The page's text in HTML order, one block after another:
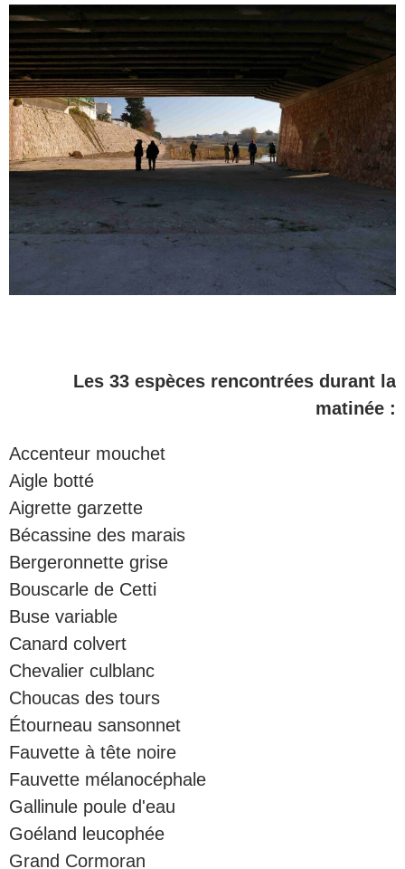
Les 33 espèces rencontrées durant la
matinée :
Accenteur mouchet
Aigle botté
Aigrette garzette
Bécassine des marais
Bergeronnette grise
Bouscarle de Cetti
Buse variable
Canard colvert
Chevalier culblanc
Choucas des tours
Étourneau sansonnet
Fauvette à tête noire
Fauvette mélanocéphale
Gallinule poule d'eau
Goéland leucophée
Grand Cormoran